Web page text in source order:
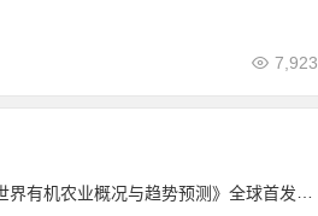
7,923
农业概况与趋势预测》全球首发 – 中国有机市场规模跻身世界第三